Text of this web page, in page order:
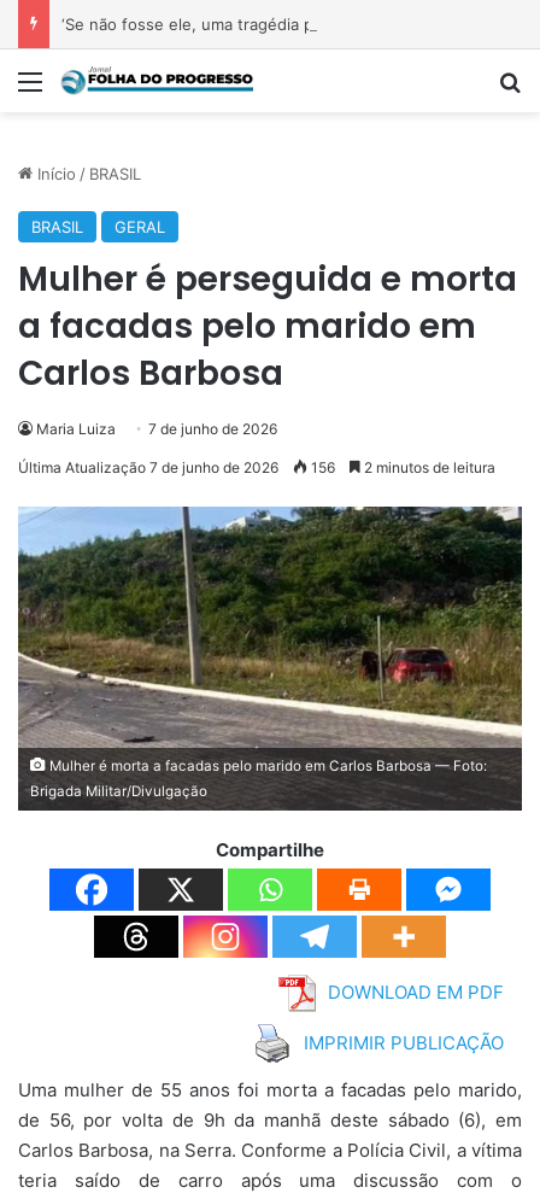
Menu
Início / BRASIL
BRASIL GERAL
Mulher é perseguida e morta
a facadas pelo marido em
Carlos Barbosa
Maria Luiza 7 de junho de 2026
Última Atualização 7 de junho de 2026 156 2 minutos de leitura
Mulher é morta a facadas pelo marido em Carlos Barbosa — Foto:
Brigada Militar/Divulgação
Compartilhe
DOWNLOAD EM PDF
IMPRIMIR PUBLICAÇÃO
Uma mulher de 55 anos foi morta a facadas pelo marido,
de 56, por volta de 9h da manhã deste sábado (6), em
Carlos Barbosa, na Serra. Conforme a Polícia Civil, a vítima
teria saído de carro após uma discussão com o